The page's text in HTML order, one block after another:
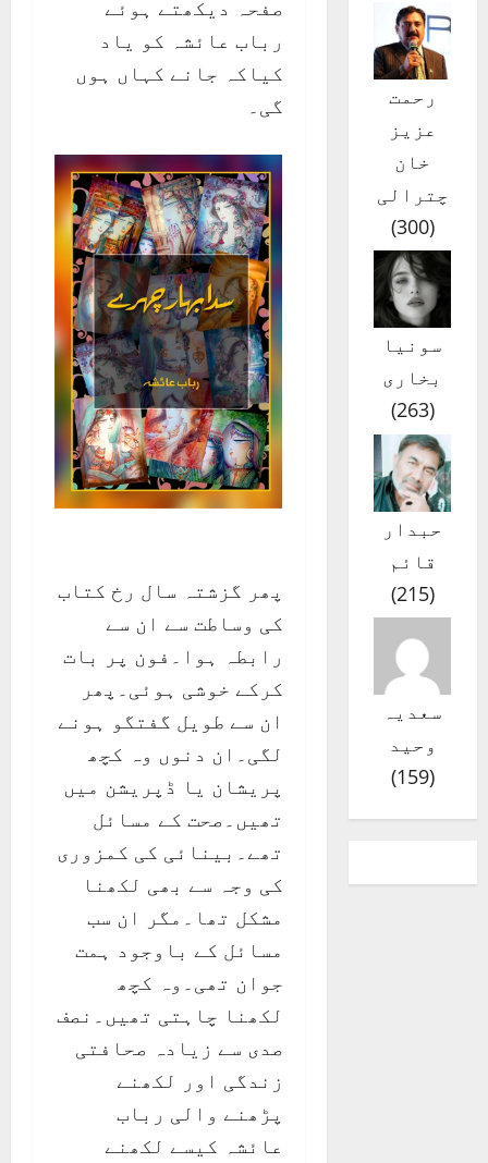
صفحہ دیکھتے ہوئے
رباب عائشہ کو یاد
کیاکہ جانے کہاں ہوں
گی۔
پھر گزشتہ سال رخ کتاب
کی وساطت سے ان سے
رابطہ ہوا۔فون پر بات
کرکے خوشی ہوئی۔پھر
ان سے طویل گفتگو ہونے
لگی۔ان دنوں وہ کچھ
پریشان یا ڈپریشن میں
تھیں۔صحت کے مسائل
تھے۔بینائی کی کمزوری
کی وجہ سے بھی لکھنا
مشکل تھا۔مگر ان سب
مسائل کے باوجود ہمت
جوان تھی۔وہ کچھ
لکھنا چاہتی تھیں۔نصف
صدی سے زیادہ صحافتی
زندگی اور لکھنے
پڑھنے والی رباب
عائشہ کیسے لکھنے
رحمت
عزیز
خان
چترالی
(
300
)
سونیا
بخاری
(
263
)
حبدار
قائم
(
215
)
سعدیہ
وحید
(
159
)